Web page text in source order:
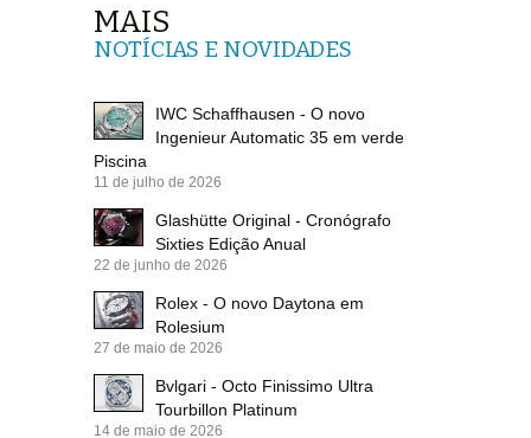
MAIS
NOTÍCIAS E NOVIDADES
IWC Schaffhausen - O novo
Ingenieur Automatic 35 em verde
Piscina
11 de julho de 2026
Glashütte Original - Cronógrafo
Sixties Edição Anual
22 de junho de 2026
Rolex - O novo Daytona em
Rolesium
27 de maio de 2026
Bvlgari - Octo Finissimo Ultra
Tourbillon Platinum
14 de maio de 2026